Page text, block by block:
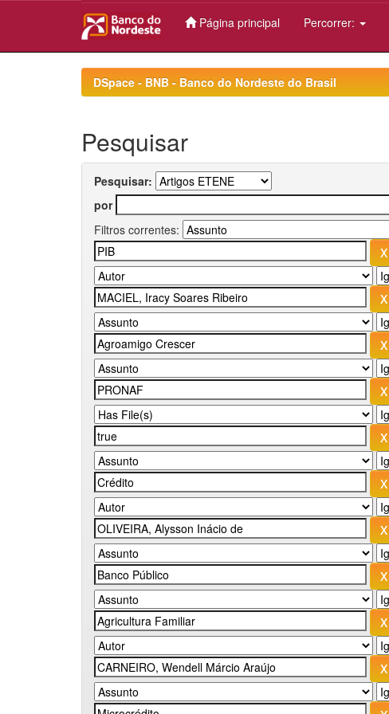
Página principal Percorrer:
DSpace - BNB - Banco do Nordeste do Brasil
Pesquisar
Pesquisar:
por
Filtros correntes: